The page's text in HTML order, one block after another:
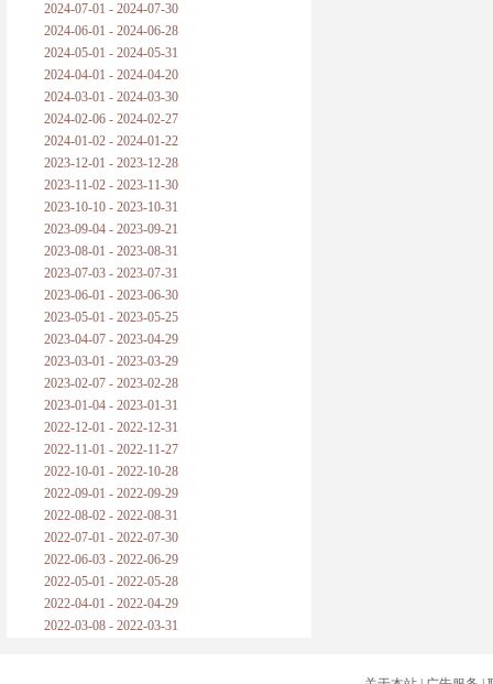
2024-07-01 - 2024-07-30
2024-06-01 - 2024-06-28
2024-05-01 - 2024-05-31
2024-04-01 - 2024-04-20
2024-03-01 - 2024-03-30
2024-02-06 - 2024-02-27
2024-01-02 - 2024-01-22
2023-12-01 - 2023-12-28
2023-11-02 - 2023-11-30
2023-10-10 - 2023-10-31
2023-09-04 - 2023-09-21
2023-08-01 - 2023-08-31
2023-07-03 - 2023-07-31
2023-06-01 - 2023-06-30
2023-05-01 - 2023-05-25
2023-04-07 - 2023-04-29
2023-03-01 - 2023-03-29
2023-02-07 - 2023-02-28
2023-01-04 - 2023-01-31
2022-12-01 - 2022-12-31
2022-11-01 - 2022-11-27
2022-10-01 - 2022-10-28
2022-09-01 - 2022-09-29
2022-08-02 - 2022-08-31
2022-07-01 - 2022-07-30
2022-06-03 - 2022-06-29
2022-05-01 - 2022-05-28
2022-04-01 - 2022-04-29
2022-03-08 - 2022-03-31